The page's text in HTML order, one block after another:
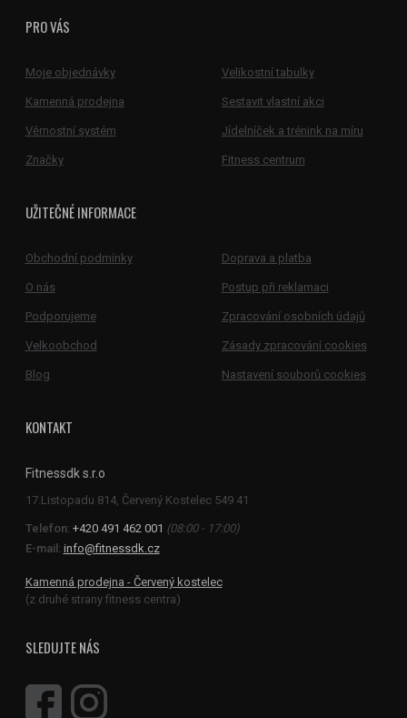
PRO VÁS
Moje objednávky Velikostní tabulky
Kamenná prodejna Sestavit vlastní akci
Věrnostní systém Jídelníček a trénink na míru
Značky Fitness centrum
UŽITEČNÉ INFORMACE
Obchodní podmínky Doprava a platba
O nás Postup při reklamaci
Podporujeme Zpracování osobních údajů
Velkoobchod Zásady zpracování cookies
Blog Nastavení souborů cookies
KONTAKT
Fitnessdk s.r.o
Telefon: +420 491 462 001 (08:00 - 17:00)
E-mail: info@fitnessdk.cz
Kamenná prodejna - Červený kostelec
(z druhé strany fitness centra)
SLEDUJTE NÁS